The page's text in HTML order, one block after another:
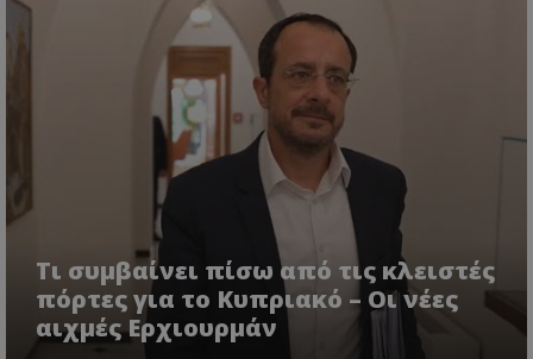
Τι συμβαίνει πίσω από τις κλειστές
πόρτες για το Κυπριακό – Οι νέες
αιχμές Ερχιουρμάν
ASP.NET_SessionId
Microsoft Corporation